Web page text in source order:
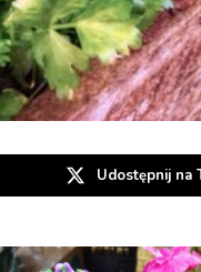
Udostępnij na